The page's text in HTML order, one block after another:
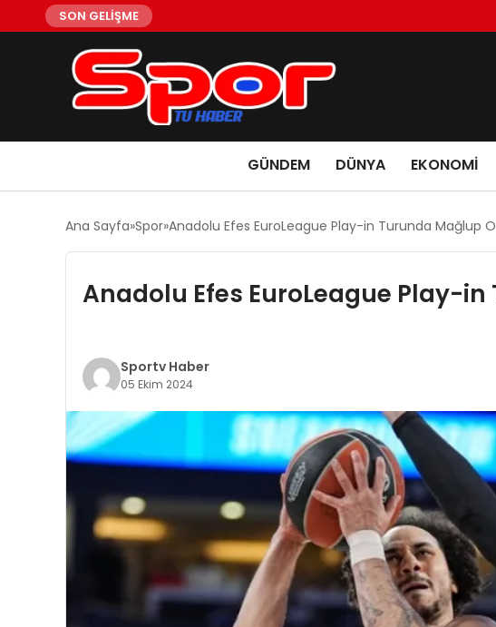
SON GELİŞME
GÜNDEM DÜNYA EKONOMI
Ana Sayfa Spor Anadolu Efes EuroLeague Play-in Turunda Mağlup
Anadolu Efes EuroLeague Play-
Sportv Haber
05 Ekim 2024